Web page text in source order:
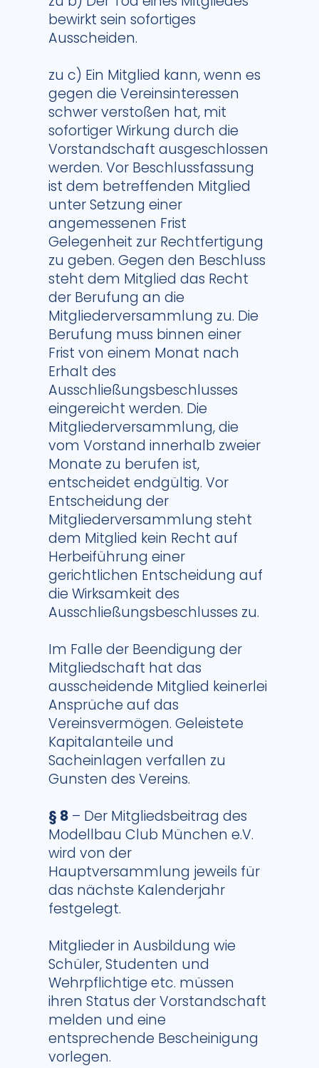
bewirkt sein sofortiges
Ausscheiden.
zu c) Ein Mitglied kann, wenn es
gegen die Vereinsinteressen
schwer verstoßen hat, mit
sofortiger Wirkung durch die
Vorstandschaft ausgeschlossen
werden. Vor Beschlussfassung
ist dem betreffenden Mitglied
unter Setzung einer
angemessenen Frist
Gelegenheit zur Rechtfertigung
zu geben. Gegen den Beschluss
steht dem Mitglied das Recht
der Berufung an die
Mitgliederversammlung zu. Die
Berufung muss binnen einer
Frist von einem Monat nach
Erhalt des
Ausschließungsbeschlusses
eingereicht werden. Die
Mitgliederversammlung, die
vom Vorstand innerhalb zweier
Monate zu berufen ist,
entscheidet endgültig. Vor
Entscheidung der
Mitgliederversammlung steht
dem Mitglied kein Recht auf
Herbeiführung einer
gerichtlichen Entscheidung auf
die Wirksamkeit des
Ausschließungsbeschlusses zu.
Im Falle der Beendigung der
Mitgliedschaft hat das
ausscheidende Mitglied keinerlei
Ansprüche auf das
Vereinsvermögen. Geleistete
Kapitalanteile und
Sacheinlagen verfallen zu
Gunsten des Vereins.
§ 8 – Der Mitgliedsbeitrag des
Modellbau Club München e.V.
wird von der
Hauptversammlung jeweils für
das nächste Kalenderjahr
festgelegt.
Mitglieder in Ausbildung wie
Schüler, Studenten und
Wehrpflichtige etc. müssen
ihren Status der Vorstandschaft
melden und eine
entsprechende Bescheinigung
vorlegen.